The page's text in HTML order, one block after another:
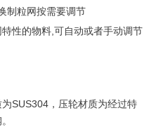
制粒网按需要调节
性的物料,可自动或者手动调节
SUS304 ，压轮材质为经过特